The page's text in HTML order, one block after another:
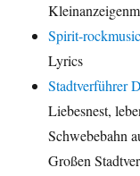
Spirit-
Lyrics
Stadtverführer
Liebesnest,
Schwebebahn
Großen